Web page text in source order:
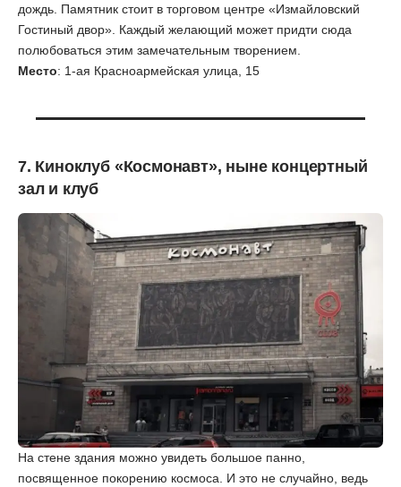
дождь. Памятник стоит в торговом центре «Измайловский
Гостиный двор». Каждый желающий может придти сюда
полюбоваться этим замечательным творением.
Место: 1-ая Красноармейская улица, 15
7. Киноклуб «Космонавт», ныне концертный
зал и клуб
На стене здания можно увидеть большое панно,
посвященное покорению космоса. И это не случайно, ведь